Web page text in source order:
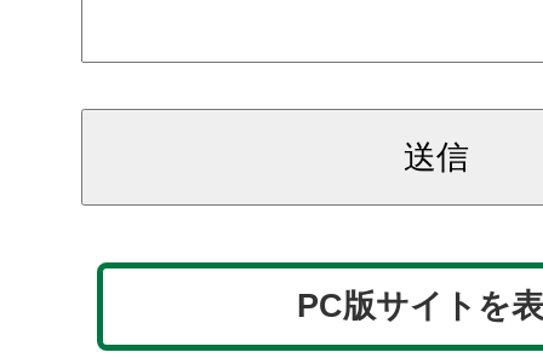
PC版サイトを